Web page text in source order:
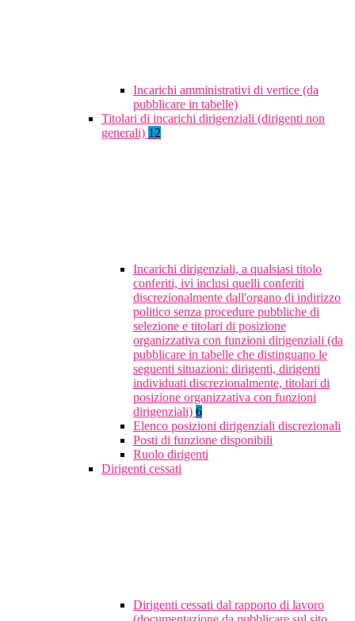
Incarichi amministrativi di vertice (da
pubblicare in tabelle)
Titolari di incarichi dirigenziali (dirigenti non
generali) 12
Incarichi dirigenziali, a qualsiasi titolo
conferiti, ivi inclusi quelli conferiti
discrezionalmente dall'organo di indirizzo
politico senza procedure pubbliche di
selezione e titolari di posizione
organizzativa con funzioni dirigenziali (da
pubblicare in tabelle che distinguano le
seguenti situazioni: dirigenti, dirigenti
individuati discrezionalmente, titolari di
posizione organizzativa con funzioni
dirigenziali) 6
Elenco posizioni dirigenziali discrezionali
Posti di funzione disponibili
Ruolo dirigenti
Dirigenti cessati
Dirigenti cessati dal rapporto di lavoro